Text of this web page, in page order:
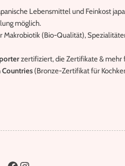
Lebensmittel und Feinkost
möglich.
(Bio-Qualität),
zertifiziert, die Zertifikate & mehr
Countries (Bronze-Zertifikat für